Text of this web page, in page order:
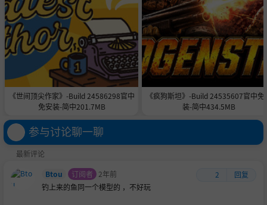
《世间顶尖作家》-Build 24586298官中
免安装-简中201.7MB
《疯狗斯坦》-Build 24535607官中免
装-简中434.5MB
参与讨论聊一聊
最新评论
Btou
订阅者 2年前 2
回复
钓上来的鱼同一个模型的 ，不好玩